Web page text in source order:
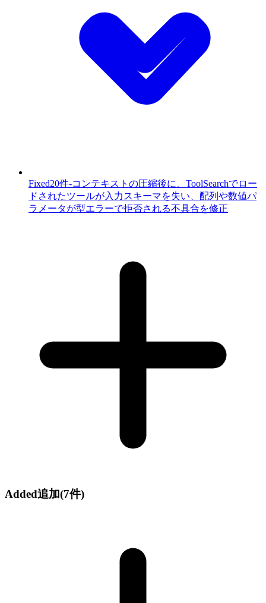
Fixed20件-コンテキストの圧縮後に、ToolSearchでロー
ドされたツールが入力スキーマを失い、配列や数値パ
ラメータが型エラーで拒否される不具合を修正
Added追加(7件)